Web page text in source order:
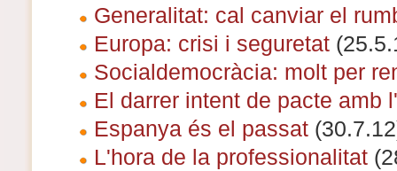
Generalitat: cal canviar el
Europa: crisi i seguretat
Socialdemocràcia: molt per
El darrer intent de pacte amb
Espanya és el passat
L'hora de la professionalitat